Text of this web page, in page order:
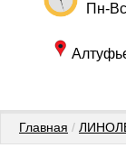
Пн-
Главная /